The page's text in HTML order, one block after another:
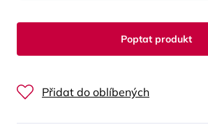
Poptat produkt
Přidat do oblíbených